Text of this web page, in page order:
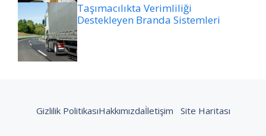
Taşımacılıkta Verimliliği
Destekleyen Branda Sistemleri
Gizlilik PolitikasıHakkımızdaİletişim Site Haritası